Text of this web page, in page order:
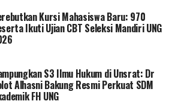
Rauf A. Hatu, M.Si., menyambut
dan program kerja yang
calon. Ia menekankan bahwa
merupakan tanggung jawab
dilakukan secara transparan dan
Kursi Mahasiswa Baru: 970
Ikuti Ujian CBT Seleksi Mandiri UNG
S3 Ilmu Hukum di Unsrat: Dr
Alhasni Bakung Resmi Perkuat SDM
FH UNG